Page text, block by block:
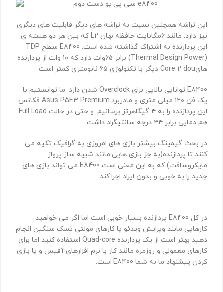
این تراشه همچنین نسبت به تراشه های دیگر قابلیت های دیگری
نیز دارد. مانند 6مگابایت حافظه نهان
L2که بین هر دو هسته ی
این پردازنده به اشتراک گذاشته شده است. E8400 سطح TDP
(
Thermal Design Power
) برابر 65وات دارد که ۱۰ وات از پردازنده
هایCore 2 dou دیگر با تکنولوژی ۶۵ نانومتری کمتر است.
E8400 توانایی بالایی برای Overclock شدن دارد. ما توانستیم با
یک فن ۱۲۰ میلی متری و مادربرد
Asus P5E3 Premium فکانس
این پردازنده را به ۴ گیگاهرتز برسانیم. و حتی در حالت
Full Load
هم دمایی برابر ۴۴ درجه سانتیگراد داشت.
در بحث گیمینگ بیشتر بازی های امروزی به گرافیک تکیه می
کنند تا پردازنده(به جز بازی هایی مانند شبیه ساز پرواز
مایکروسافت) که به این معنی است E8400 می تواند بازی های
جدید را به خوبی و بدون ایراد اجرا کند.
در کل E8400 پردازنده بسیار خوبی است اما اگر می خواهید
کارهایی مانند ویرایش ویدئو یا کارهای مولتی تسک سنگین انجام
دهید بهتر است از یک پردازنده Quad-core استفاده کنید اما برای
کارهای معمولی و روزمره مانند کار با نرم افزارهای آفیس و یا بازی
کردن پیشنهاد ما به شما E8400 است.